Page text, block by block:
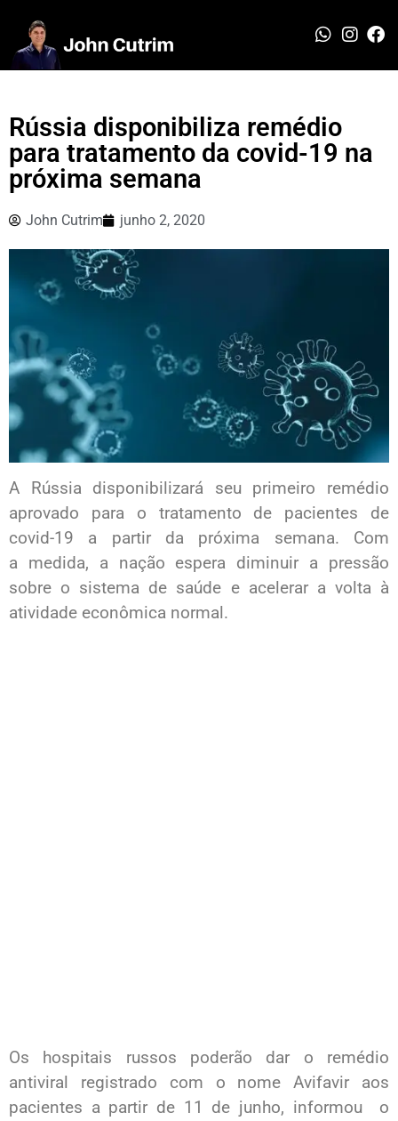
Rússia disponibiliza remédio
para tratamento da covid-19 na
próxima semana
John Cutrim junho 2, 2020
A Rússia disponibilizará seu primeiro remédio
aprovado para o tratamento de pacientes de
covid-19 a partir da próxima semana. Com
a medida, a nação espera diminuir a pressão
sobre o sistema de saúde e acelerar a volta à
atividade econômica normal.
Os hospitais russos poderão dar o remédio
antiviral registrado com o nome Avifavir aos
pacientes a partir de 11 de junho, informou o